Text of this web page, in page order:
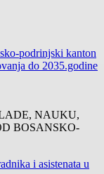
uz podršku
i sport Bosansko-
Bijele Vode